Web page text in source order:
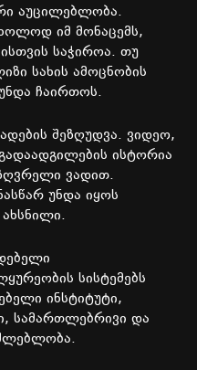
აუცილებლობა.
იმ მონაცემს,
საჭიროა. თუ
სახის ამოცნობის
ჩაირთოს.
შეზღუდვა. ვიდეო,
ისტორია
ვადით.
უნდა იყოს
ახსნილი.
სისტემებს
ინსტიტუტი,
, სამართლებრივი და
.